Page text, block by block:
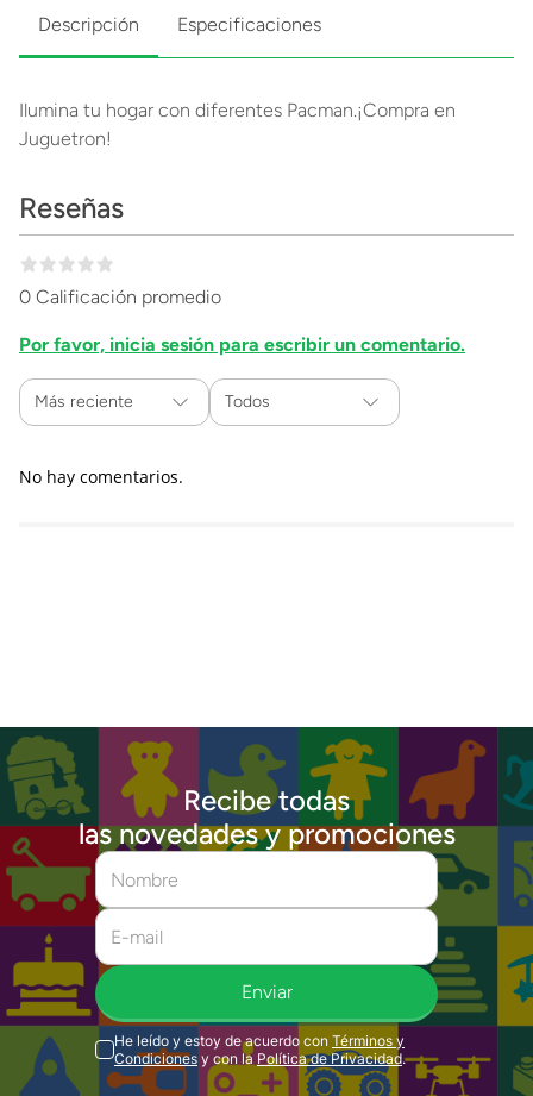
Descripción Especificaciones
Ilumina tu hogar con diferentes Pacman.¡Compra en
Juguetron!
Reseñas
0 Calificación promedio
Por favor, inicia sesión para escribir un comentario.
Más reciente Todos
No hay comentarios.
Recibe todas
las novedades y promociones
Enviar
He leído y estoy de acuerdo con Términos y
Condiciones y con la Política de Privacidad.